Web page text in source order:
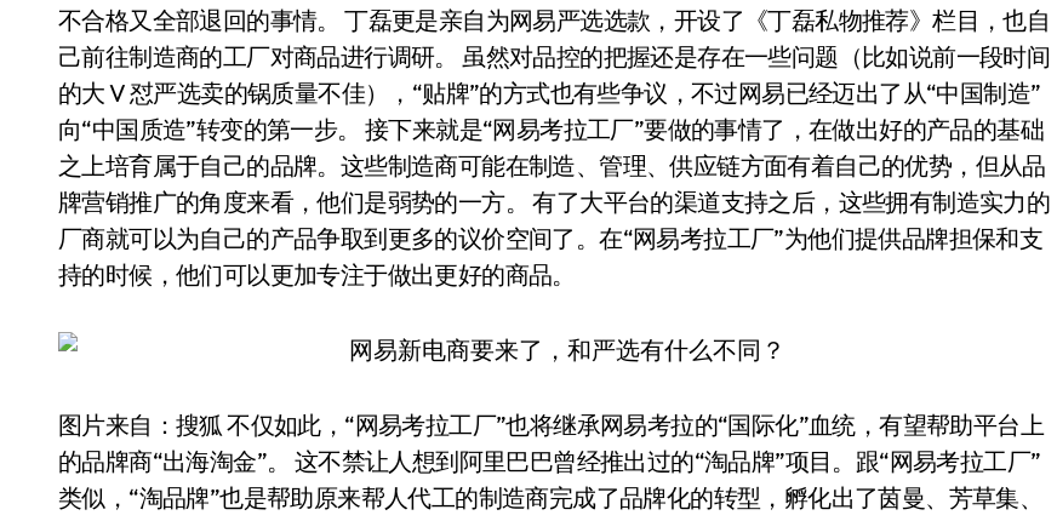
不合格又全部退回的事情。 丁磊更是亲自为网易严选选款，开设了《丁磊私物推荐》栏目，也自
己前往制造商的工厂对商品进行调研。 虽然对品控的把握还是存在一些问题（比如说前一段时间
的大 V 怼严选卖的锅质量不佳），“贴牌”的方式也有些争议，不过网易已经迈出了从“中国制造”
向“中国质造”转变的第一步。 接下来就是“网易考拉工厂”要做的事情了，在做出好的产品的基础
之上培育属于自己的品牌。这些制造商可能在制造、管理、供应链方面有着自己的优势，但从品
牌营销推广的角度来看，他们是弱势的一方。 有了大平台的渠道支持之后，这些拥有制造实力的
厂商就可以为自己的产品争取到更多的议价空间了。在“网易考拉工厂”为他们提供品牌担保和支
持的时候，他们可以更加专注于做出更好的商品。
图片来自：搜狐 不仅如此，“网易考拉工厂”也将继承网易考拉的“国际化”血统，有望帮助平台上
的品牌商“出海淘金”。 这不禁让人想到阿里巴巴曾经推出过的“淘品牌”项目。跟“网易考拉工厂”
类似，“淘品牌”也是帮助原来帮人代工的制造商完成了品牌化的转型，孵化出了茵曼、芳草集、